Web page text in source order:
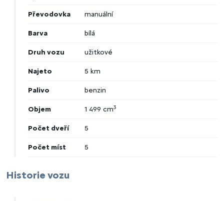
Převodovka manuální
Barva bílá
Druh vozu užitkové
Najeto 5 km
Palivo benzin
Objem 1 499 cm3
Počet dveří 5
Počet míst 5
Historie vozu